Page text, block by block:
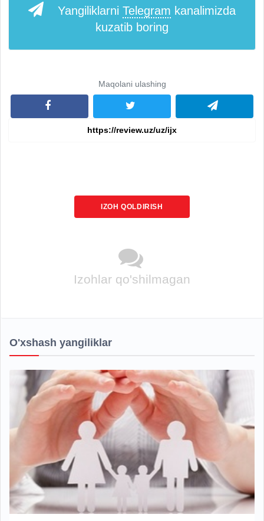
Yangiliklarni Telegram kanalimizda
kuzatib boring
Maqolani ulashing
IZOH QOLDIRISH
Izohlar qo'shilmagan
O'xshash yangiliklar